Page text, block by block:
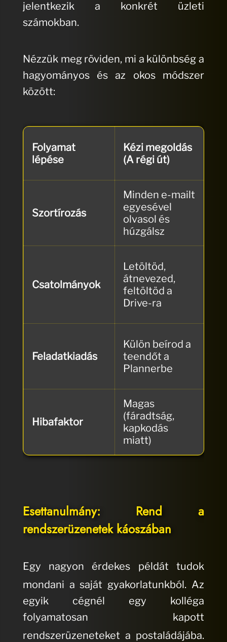
jelentkezik a konkrét üzleti
számokban.
Nézzük meg röviden, mi a különbség a
hagyományos és az okos módszer
között:
Folyamat
lépése
Kézi megoldás
(A régi út)
Szortírozás
Minden e-mailt
egyesével
olvasol és
húzgálsz
Csatolmányok
Letöltöd,
átnevezed,
feltöltöd a
Drive-ra
Feladatkiadás
Külön beírod a
teendőt a
Plannerbe
Hibafaktor
Magas
(fáradtság,
kapkodás
miatt)
Esettanulmány: Rend a
rendszerüzenetek káoszában
Egy nagyon érdekes példát tudok
mondani a saját gyakorlatunkból. Az
egyik cégnél egy kolléga
folyamatosan kapott
rendszerüzeneteket a postaládájába.